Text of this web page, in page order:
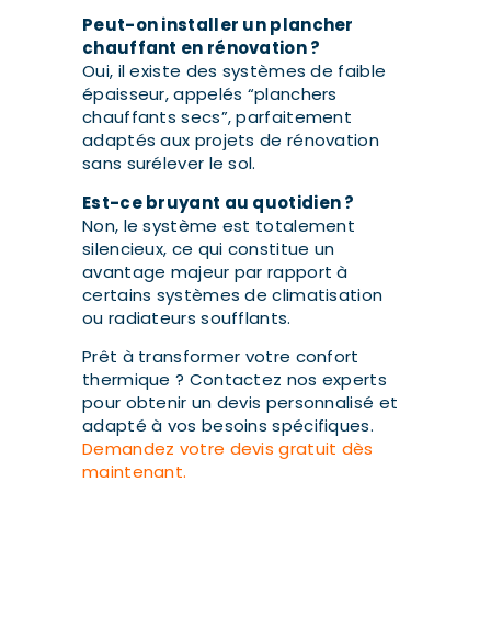
Peut-on installer un plancher
chauffant en rénovation ?
Oui, il existe des systèmes de faible
épaisseur, appelés “planchers
chauffants secs”, parfaitement
adaptés aux projets de rénovation
sans surélever le sol.
Est-ce bruyant au quotidien ?
Non, le système est totalement
silencieux, ce qui constitue un
avantage majeur par rapport à
certains systèmes de climatisation
ou radiateurs soufflants.
Prêt à transformer votre confort
thermique ? Contactez nos experts
pour obtenir un devis personnalisé et
adapté à vos besoins spécifiques.
Demandez votre devis gratuit dès
maintenant.